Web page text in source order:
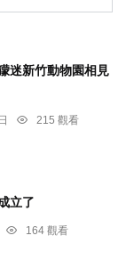
迷新竹動物園相見
215 觀看
立了
164 觀看